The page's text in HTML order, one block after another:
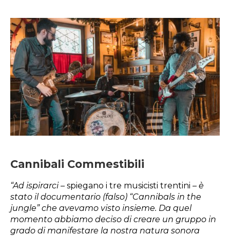
Cannibali Commestibili
“Ad ispirarci – spiegano i tre musicisti trentini – è
stato il documentario (falso) “Cannibals in the
jungle” che avevamo visto insieme. Da quel
momento abbiamo deciso di creare un gruppo in
grado di manifestare la nostra natura sonora